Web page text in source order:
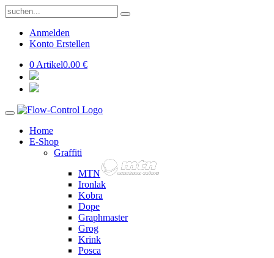
Anmelden
Konto Erstellen
0 Artikel0.00 €
Home
E-Shop
Graffiti
MTN
Ironlak
Kobra
Dope
Graphmaster
Grog
Krink
Posca